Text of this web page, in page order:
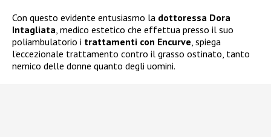
Con questo evidente entusiasmo la dottoressa Dora
Intagliata , medico estetico che effettua presso il suo
poliambulatorio i trattamenti con Encurve , spiega
l’eccezionale trattamento contro il grasso ostinato, tanto
nemico delle donne quanto degli uomini.